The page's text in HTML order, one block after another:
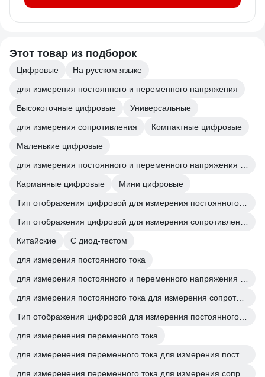
Этот товар из подборок
Цифровые
На русском языке
для измерения постоянного и переменного напряжения
Высокоточные цифровые
Универсальные
для измерения сопротивления
Компактные цифровые
Маленькие цифровые
Карманные цифровые
Мини цифровые
Китайские
С диод-тестом
для измерения постоянного тока
для измерения постоянного тока для измерения сопротивления
для измеренения переменного тока
для измеренения переменного тока для измерения постоянного и переменного напряжения